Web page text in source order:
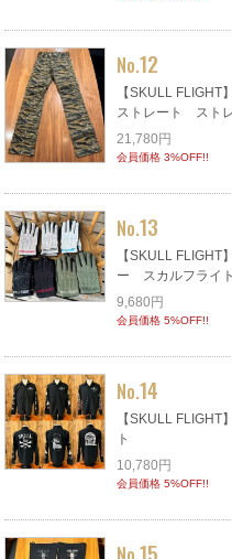
No.12
【SKULL
ストレート スト
21,780円
会員価格 3%OFF!!
No.13
【SKULL
ー スカルフライト
9,680円
会員価格 5%OFF!!
No.14
【SKULL
ト
10,780円
会員価格 5%OFF!!
15